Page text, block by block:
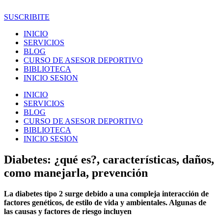
al
SUSCRIBITE
INICIO
SERVICIOS
BLOG
CURSO DE ASESOR DEPORTIVO
BIBLIOTECA
INICIO SESION
INICIO
SERVICIOS
BLOG
CURSO DE ASESOR DEPORTIVO
BIBLIOTECA
INICIO SESION
Diabetes: ¿qué es?, características, daños,
como manejarla, prevención
La diabetes tipo 2 surge debido a una compleja interacción de
factores genéticos, de estilo de vida y ambientales. Algunas de
las causas y factores de riesgo incluyen